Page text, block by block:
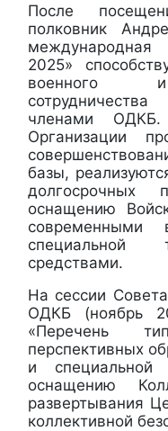
После
полковник
2025»
военного и
членами
Организации
базы,
оснащению
современными
специальной
средствами.
На сессии
ОДКБ (ноябрь
«Перечень
перспективных
и специальной
оснащению
развертывания
коллективной